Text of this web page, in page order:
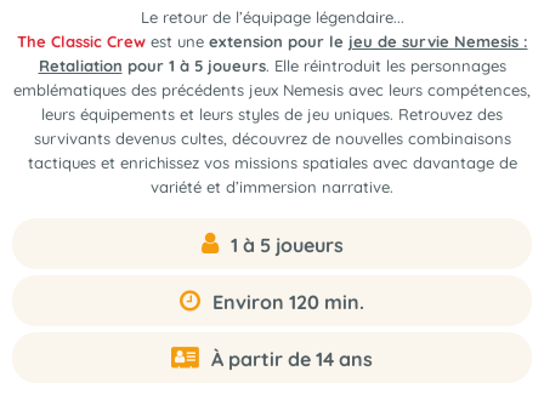
Le retour de l’équipage légendaire...
The Classic Crewest une extension pour le jeu de survie Nemesis :
Retaliation pour 1 à 5 joueurs. Elle réintroduit les personnages
emblématiques des précédents jeux Nemesis avec leurs compétences,
leurs équipements et leurs styles de jeu uniques. Retrouvez des
survivants devenus cultes, découvrez de nouvelles combinaisons
tactiques et enrichissez vos missions spatiales avec davantage de
variété et d’immersion narrative.
1 à 5 joueurs
Environ 120 min.
À partir de 14 ans